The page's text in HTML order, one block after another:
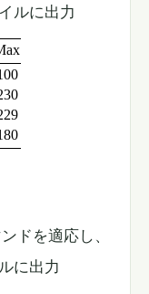
ルに出力
ドを適応し、
に出力